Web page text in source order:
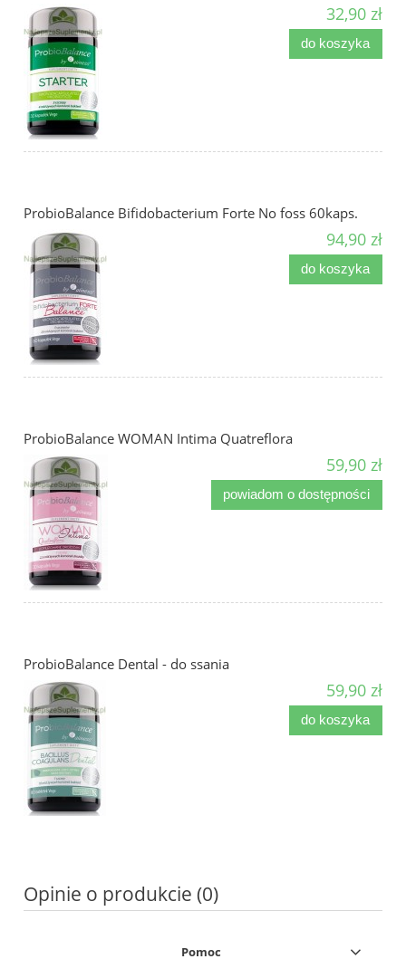
32,90 zł
do koszyka
ProbioBalance Bifidobacterium Forte No foss 60kaps.
94,90 zł
do koszyka
ProbioBalance WOMAN Intima Quatreflora
59,90 zł
powiadom o dostępności
ProbioBalance Dental - do ssania
59,90 zł
do koszyka
Opinie o produkcie (0)
Pomoc